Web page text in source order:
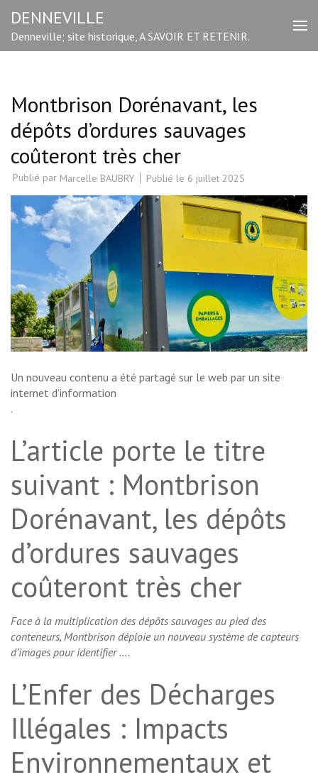
contenu
(Pressez
DENNEVILLE
Denneville; site historique, A SAVOIR ET RETENIR.
Montbrison Dorénavant, les
dépôts d’ordures sauvages
coûteront très cher
Publié par Marcelle BAUBRY Publié le 6 juillet 2025
Un nouveau contenu a été partagé sur le web par un site
internet d’information
.
L’article porte le titre
suivant : Montbrison
Dorénavant, les dépôts
d’ordures sauvages
coûteront très cher
Face à la multiplication des dépôts sauvages au pied des
conteneurs, Montbrison déploie un nouveau système de capteurs
d’images pour identifier ….
L’Enfer des Décharges
Illégales : Impacts
Environnementaux et